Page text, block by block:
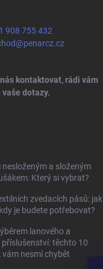
908 755 432
kontaktovat, rádi vám
dotazy.
nesloženým a složeným
Který si vybrat?
zvedacích pásů: jak
je budete potřebovat?
lanového a
příslušenství: těchto 10
nesmí chybět